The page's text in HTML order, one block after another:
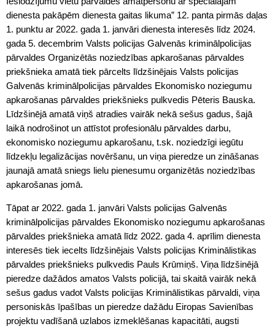
dienesta pakāpēm dienesta gaitas likuma” 12. panta pirmās daļas
1. punktu ar 2022. gada 1. janvāri dienesta interesēs līdz 2024.
gada 5. decembrim Valsts policijas Galvenās kriminālpolicijas
pārvaldes Organizētās noziedzības apkarošanas pārvaldes
priekšnieka amatā tiek pārcelts līdzšinējais Valsts policijas
Galvenās kriminālpolicijas pārvaldes Ekonomisko noziegumu
apkarošanas pārvaldes priekšnieks pulkvedis Pēteris Bauska.
Līdzšinējā amatā viņš atradies vairāk nekā sešus gadus, šajā
laikā nodrošinot un attīstot profesionālu pārvaldes darbu,
ekonomisko noziegumu apkarošanu, t.sk. noziedzīgi iegūtu
līdzekļu legalizācijas novēršanu, un viņa pieredze un zināšanas
jaunajā amatā sniegs lielu pienesumu organizētās noziedzības
apkarošanas jomā.
Tāpat ar 2022. gada 1. janvāri Valsts policijas Galvenās
kriminālpolicijas pārvaldes Ekonomisko noziegumu apkarošanas
pārvaldes priekšnieka amatā līdz 2022. gada 4. aprīlim dienesta
interesēs tiek iecelts līdzšinējais Valsts policijas Kriminālistikas
pārvaldes priekšnieks pulkvedis Pauls Krūmiņš. Viņa līdzšinējā
pieredze dažādos amatos Valsts policijā, tai skaitā vairāk nekā
sešus gadus vadot Valsts policijas Kriminālistikas pārvaldi, viņa
personiskās īpašības un pieredze dažādu Eiropas Savienības
projektu vadīšanā uzlabos izmeklēšanas kapacitāti, augsti